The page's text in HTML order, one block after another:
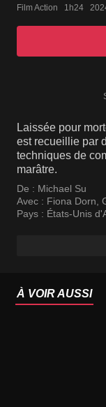
Film Action   1h24
Laissée pour
est recueillie par
techniques de
marâtre.
De : Michael Su
Avec : Fiona Dorn,
Pays : États-Unis
À VOIR AUSSI